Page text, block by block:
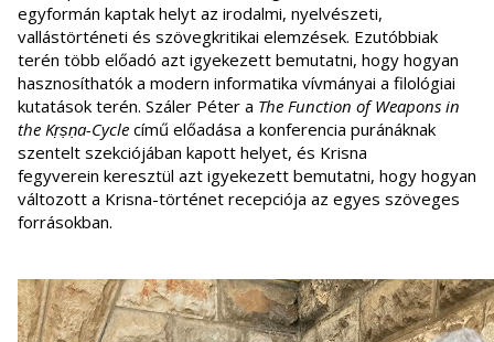
egyformán kaptak helyt az irodalmi, nyelvészeti,
vallástörténeti és szövegkritikai elemzések. Ezutóbbiak
terén több előadó azt igyekezett bemutatni, hogy hogyan
hasznosíthatók a modern informatika vívmányai a filológiai
kutatások terén. Száler Péter a The Function of Weapons in
the Kṛṣṇa-Cycle című előadása a konferencia puránáknak
szentelt szekciójában kapott helyet, és Krisna
fegyverein keresztül azt igyekezett bemutatni, hogy hogyan
változott a Krisna-történet recepciója az egyes szöveges
forrásokban.